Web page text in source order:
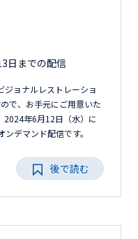
日までの配信
ジョナルレストレーショ
で、お手元にご用意いた
2024年6月12日（水）に
デマンド配信です。
後で読む